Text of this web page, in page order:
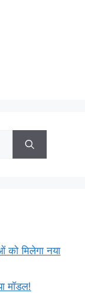
को मिलेगा नया
मॉडल!